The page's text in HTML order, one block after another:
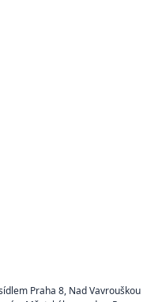
Praha 8, Nad Vavrouškou